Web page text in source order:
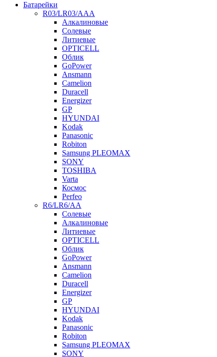
Батарейки
R03/LR03/AAA
Алкалиновые
Солевые
Литиевые
OPTICELL
Облик
GoPower
Ansmann
Camelion
Duracell
Energizer
GP
HYUNDAI
Kodak
Panasonic
Robiton
Samsung PLEOMAX
SONY
TOSHIBA
Varta
Космос
Perfeo
R6/LR6/AA
Солевые
Алкалиновые
Литиевые
OPTICELL
Облик
GoPower
Ansmann
Camelion
Duracell
Energizer
GP
HYUNDAI
Kodak
Panasonic
Robiton
Samsung PLEOMAX
SONY